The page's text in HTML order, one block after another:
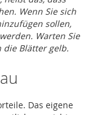
Wenn Sie sich
sollen,
Warten Sie
die Blätter gelb.
Das eigene